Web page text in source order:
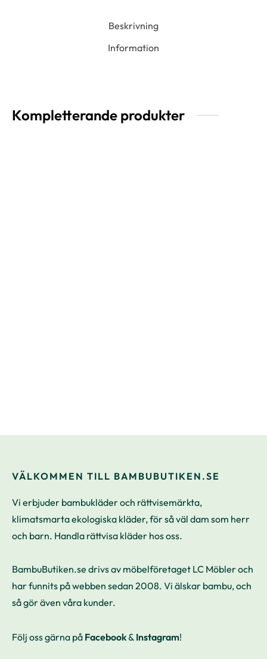
Beskrivning
Information
Kompletterande produkter
VÄLKOMMEN TILL BAMBUBUTIKEN.SE
Vi erbjuder bambukläder och rättvisemärkta,
klimatsmarta ekologiska kläder, för så väl dam som herr
och barn. Handla rättvisa kläder hos oss.
BambuButiken.se drivs av möbelföretaget LC Möbler och
har funnits på webben sedan 2008. Vi älskar bambu, och
så gör även våra kunder.
Följ oss gärna på Facebook & Instagram!